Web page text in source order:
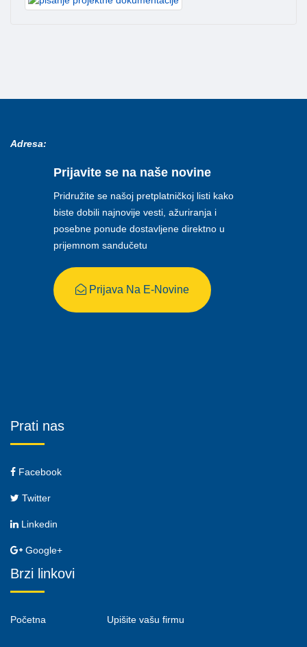
Adresa:
Prijavite se na naše novine
Pridružite se našoj pretplatničkoj listi kako
biste dobili najnovije vesti, ažuriranja i
posebne ponude dostavljene direktno u
prijemnom sandučetu
Prijava Na E-Novine
Prati nas
Facebook
Twitter
Linkedin
Google+
Brzi linkovi
Početna Upišite vašu firmu